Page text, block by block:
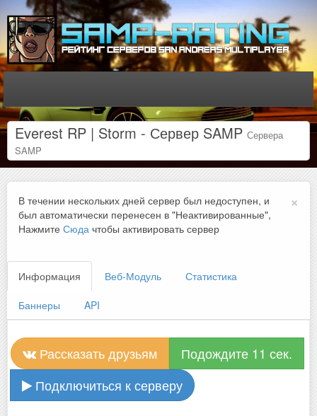
Everest RP | Storm - Сервер SAMP Сервера
SAMP
×
В течении нескольких дней сервер был недоступен, и
был автоматически перенесен в "Неактивированные",
Нажмите Сюда чтобы активировать сервер
Информация Веб-Модуль Статистика
Баннеры API
Рассказать друзьям
Подождите 10 сек.
Подключиться к серверу